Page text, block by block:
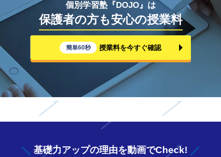
個別学習塾『DOJO』は
保護者の方も安心の授業料
簡単60秒 授業料を今すぐ確認
基礎力アップの理由を動画でCheck!